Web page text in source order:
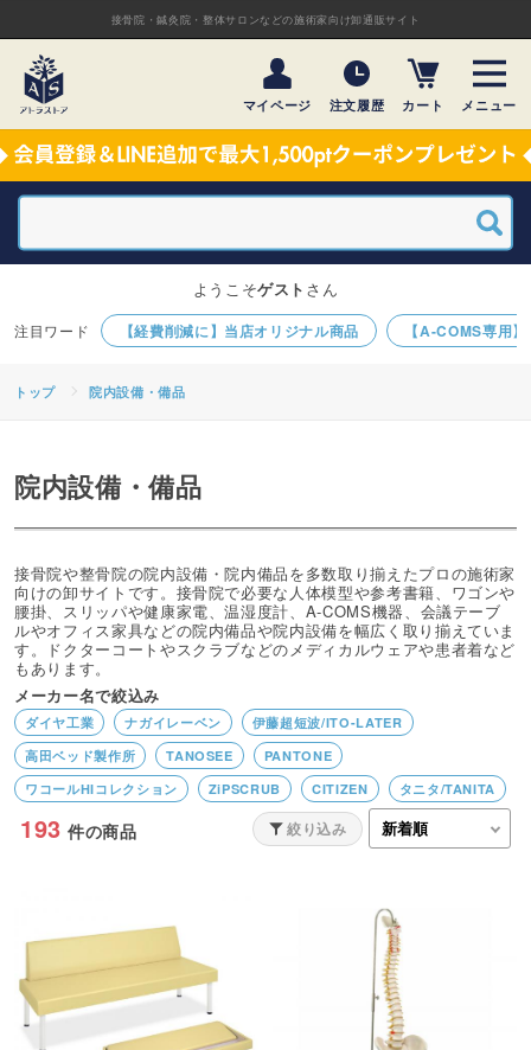
接骨院・鍼灸院・整体サロンなどの施術家向け卸通販サイト
マイページ 注文履歴 カート メニュー
【経費削減に】当店オリジナル商品 【A-COMS専用
ようこそゲスト さん
トップ 院内設備・備品
院内設備・備品
接骨院や整骨院の院内設備・院内備品を多数取り揃えたプロの施術家
向けの卸サイトです。接骨院で必要な人体模型や参考書籍、ワゴンや
腰掛、スリッパや健康家電、温湿度計、A-COMS機器、会議テーブ
ルやオフィス家具などの院内備品や院内設備を幅広く取り揃えていま
す。ドクターコートやスクラブなどのメディカルウェアや患者着など
もあります。
メーカー名で絞込み
ダイヤ工業 ナガイレーベン
伊藤超短波/ITO-LATER
高田ベッド製作所
TANOSEE
PANTONE
ワコールHIコレクション
ZiPSCRUB CITIZEN
タニタ/TANITA
リコー／RICOH
ほねつぎツール BEAUTY GARAGE
タフリー
FORK/フォーク
MONTBLANC/住商モンブラン
193 件の商品 絞り込み